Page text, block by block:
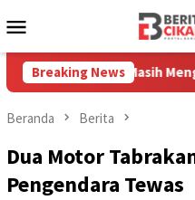
ke
Mobile
Breaking News
Masih Mengusik
Beranda Berita
Dua Motor
Pengendara Tewas